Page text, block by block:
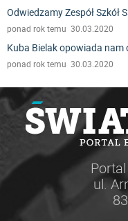
Odwiedzamy Zespół
ponad rok temu 30.03.2020
Kuba Bielak opowiada
ponad rok temu 30.03.2020
ul.